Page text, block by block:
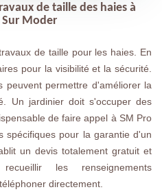
de taille des haies à
Moder
de taille pour les haies. En
pour la visibilité et la sécurité.
peuvent permettre d'améliorer la
Un jardinier doit s'occuper des
de faire appel à SM Pro
spécifiques pour la garantie d'un
un devis totalement gratuit et
les renseignements
directement.